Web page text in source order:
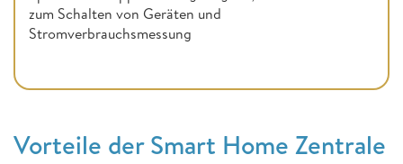
zum Schalten von Geräten und
Stromverbrauchsmessung
Vorteile der Smart Home Zentrale